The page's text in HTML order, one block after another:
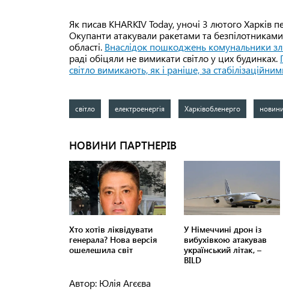
Як писав KHARKIV Today, уночі 3 лютого
Окупанти атакували ракетами та
області. Внаслідок пошкоджень комунальники
раді обіцяли не вимикати світло у цих будинках.
світло вимикають, як і раніше, за
світло електроенергія Харківобленерго
Автор: Юлія Агєєва